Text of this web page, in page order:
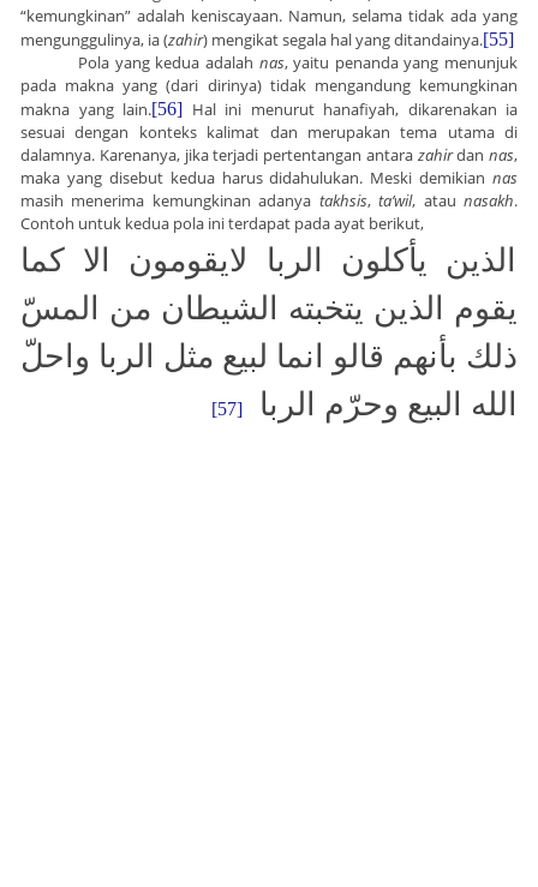
“kemungkinan” adalah keniscayaan. Namun, selama tidak ada yang
mengunggulinya, ia (zahir) mengikat segala hal yang ditandainya.[55]
Pola yang kedua adalah nas, yaitu penanda yang menunjuk
pada makna yang (dari dirinya) tidak mengandung kemungkinan
makna yang lain.[56] Hal ini menurut hanafiyah, dikarenakan ia
sesuai dengan konteks kalimat dan merupakan tema utama di
dalamnya. Karenanya, jika terjadi pertentangan antara zahirdan nas,
maka yang disebut kedua harus didahulukan. Meski demikian nas
masih menerima kemungkinan adanya takhsis,ta’wil, ataunasakh.
Contoh untuk kedua pola ini terdapat pada ayat berikut,
الذين يأكلون الربا لايقومون الا كما
يقوم الذين يتخبته الشيطان من المسّ
ذلك بأنهم قالو انما لبيع مثل الربا واحلّ
الله البيع وحرّم الربا
[57]